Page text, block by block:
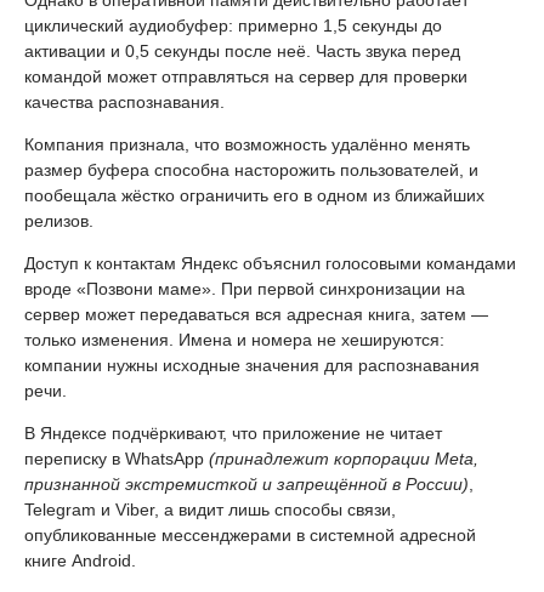
циклический аудиобуфер: примерно 1,5 секунды до
активации и 0,5 секунды после неё. Часть звука перед
командой может отправляться на сервер для проверки
качества распознавания.
Компания признала, что возможность удалённо менять
размер буфера способна насторожить пользователей, и
пообещала жёстко ограничить его в одном из ближайших
релизов.
Доступ к контактам Яндекс объяснил голосовыми командами
вроде «Позвони маме». При первой синхронизации на
сервер может передаваться вся адресная книга, затем —
только изменения. Имена и номера не хешируются:
компании нужны исходные значения для распознавания
речи.
В Яндексе подчёркивают, что приложение не читает
переписку в WhatsApp (принадлежит корпорации Meta,
признанной экстремисткой и запрещённой в России),
Telegram и Viber, а видит лишь способы связи,
опубликованные мессенджерами в системной адресной
книге Android.